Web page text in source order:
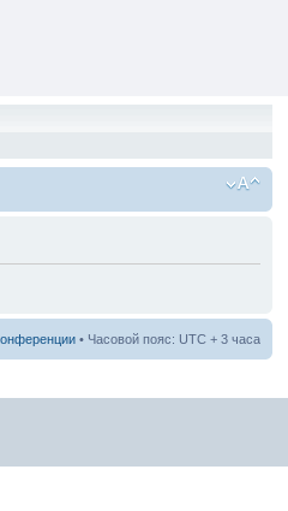
• Часовой пояс: UTC + 3 часа